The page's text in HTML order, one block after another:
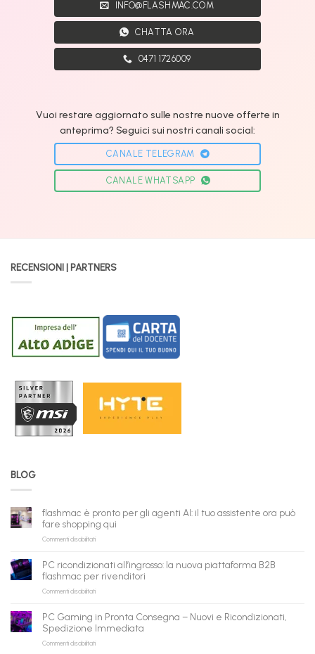
INFO@FLASHMAC.COM
CHATTA ORA
0471 1726009
Vuoi restare aggiornato sulle nostre nuove offerte in
anteprima? Seguici sui nostri canali social:
CANALE TELEGRAM
CANALE WHATSAPP
RECENSIONI | PARTNERS
BLOG
flashmac è pronto per gli agenti AI: il tuo assistente ora può
fare shopping qui
Commenti disabilitatisu
pronto
per
gli
AI:
il
tuo
assistente
PC ricondizionati all’ingrosso: la nuova piattaforma B2B
flashmac per rivenditori
Commenti disabilitatisu
ricondizionati
all’ingrosso:
la
nuova
PC Gaming in Pronta Consegna – Nuovi e Ricondizionati,
Spedizione Immediata
Commenti disabilitatisu